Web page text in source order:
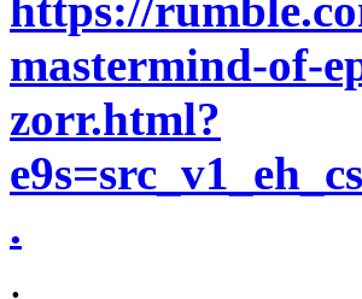
mastermind-of-
zorr.html?
.
.